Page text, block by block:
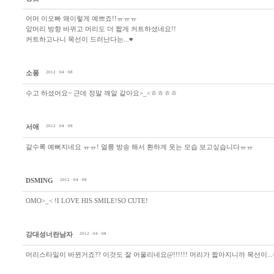
어머 이오빠 왜이렇게 예쁘죠!!ㅠㅠㅠ
앞머리 방향 바뀌고 머리도 더 짧게 커트하셨네요!!
커트하고나니 목선이 드러난다는...♥
소풍 2012 · 04 · 08
수고 하셨어요~ 근데 정말 깨알 같아요>_<ㅎㅎㅎㅎ
서애 2012 · 04 · 08
갈수록 예뻐지네요 ㅠㅠ! 얼릉 방송 해서 환하게 웃는 모습 보고싶습니다ㅠㅠ
DSMING 2012 · 04 · 08
OMO>_< !I LOVE HIS SMILE!SO CUTE!
강대성너란남자 2012 · 04 · 08
머리스타일이 바뀐거죠?? 이것도 잘 어울리네요@!!!!!! 머리가 짧아지니까 목선이